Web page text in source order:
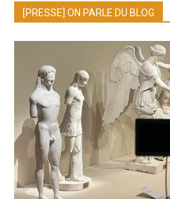
[PRESSE] ON PARLE DU BLOG